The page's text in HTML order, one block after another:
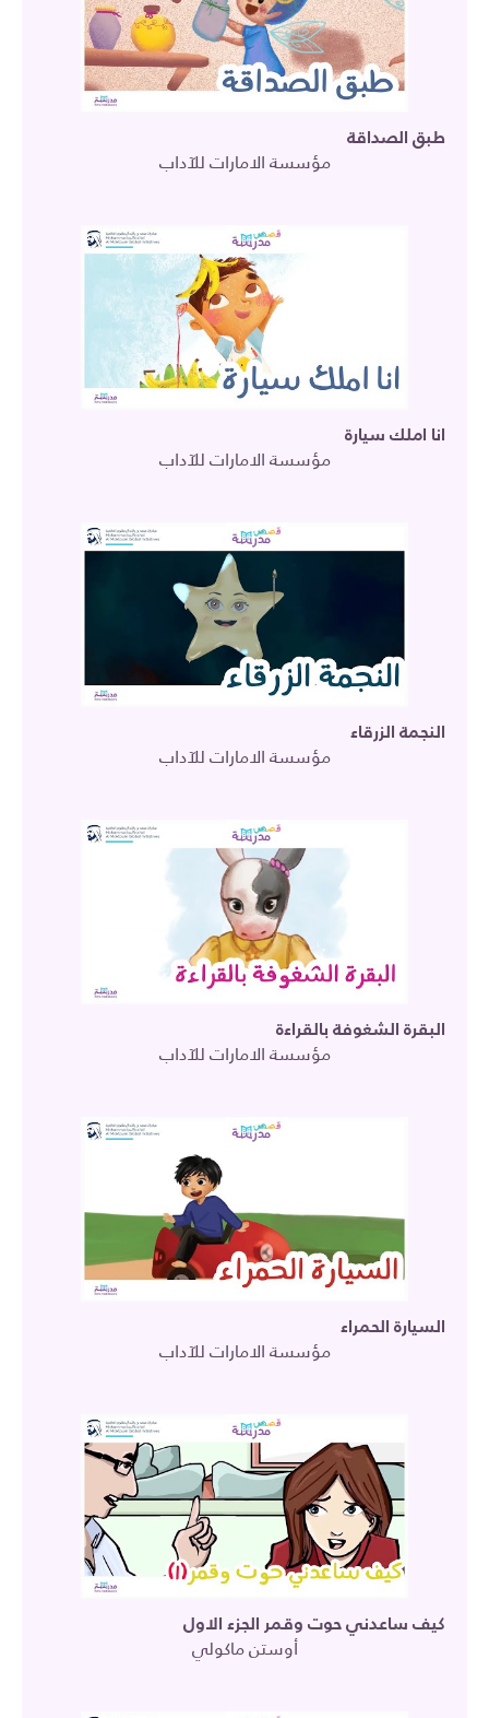
طبق الصداقة
مؤسسة الامارات للآداب
انا املك سيارة
مؤسسة الامارات للآداب
النجمة الزرقاء
مؤسسة الامارات للآداب
البقرة الشغوفة بالقراءة
مؤسسة الامارات للآداب
السيارة الحمراء
مؤسسة الامارات للآداب
كيف ساعدني حوت وقمر الجزء الاول
أوستن ماكولي